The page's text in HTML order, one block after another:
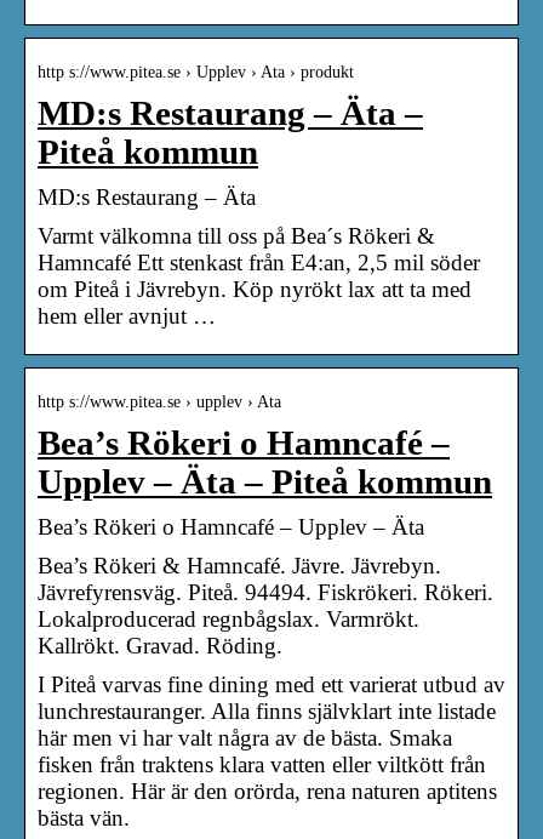
http s://www.pitea.se › Upplev › Ata › produkt
MD:s Restaurang – Äta –
Piteå kommun
MD:s Restaurang – Äta
Varmt välkomna till oss på Bea´s Rökeri &
Hamncafé Ett stenkast från E4:an, 2,5 mil söder
om Piteå i Jävrebyn. Köp nyrökt lax att ta med
hem eller avnjut …
http s://www.pitea.se › upplev › Ata
Bea’s Rökeri o Hamncafé –
Upplev – Äta – Piteå kommun
Bea’s Rökeri o Hamncafé – Upplev – Äta
Bea’s Rökeri & Hamncafé. Jävre. Jävrebyn.
Jävrefyrensväg. Piteå. 94494. Fiskrökeri. Rökeri.
Lokalproducerad regnbågslax. Varmrökt.
Kallrökt. Gravad. Röding.
I Piteå varvas fine dining med ett varierat utbud av
lunchrestauranger. Alla finns självklart inte listade
här men vi har valt några av de bästa. Smaka
fisken från traktens klara vatten eller viltkött från
regionen. Här är den orörda, rena naturen aptitens
bästa vän.